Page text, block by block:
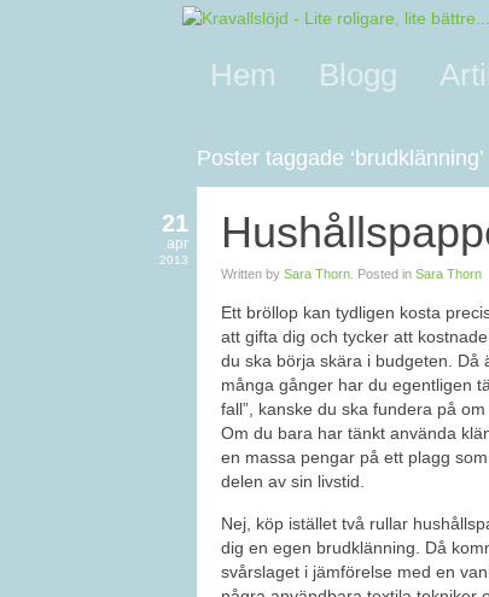
Hem Blogg
Poster taggade ‘brudklänning’
21
apr
2013
Written by Sara Thorn . Posted in Sara Thorn
Ett bröllop kan tydligen kosta
att gifta dig och tycker att
du ska börja skära i budgeten. Då
många gånger har du egentligen
fall”, kanske du ska fundera på
Om du bara har tänkt använda
en massa pengar på ett plagg
delen av sin livstid.
Nej, köp istället två rullar
dig en egen brudklänning. Då
svårslaget i jämförelse med en